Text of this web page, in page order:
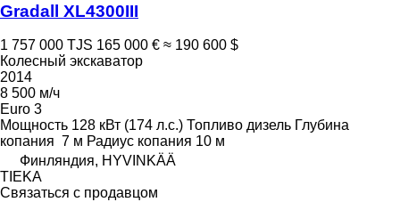
Gradall XL4300III
1 757 000 TJS 165 000 € ≈ 190 600 $
Колесный экскаватор
2014
8 500 м/ч
Euro 3
Мощность 128 кВт (174 л.с.) Топливо дизель Глубина
копания 7 м Радиус копания 10 м
Финляндия, HYVINKÄÄ
TIEKA
Связаться с продавцом